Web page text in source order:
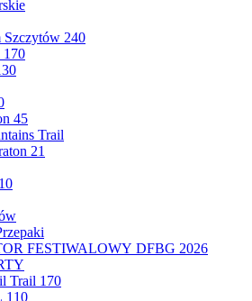
Szczytów 240
170
45
Trail
21
FESTIWALOWY DFBG 2026
Trail 170
110